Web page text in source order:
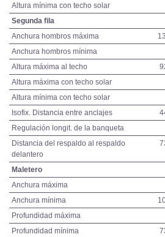
Altura mínima con techo solar
Segunda fila
Anchura hombros máxima
Anchura hombros mínima
Altura máxima al techo
Altura máxima con techo solar
Altura mínima con techo solar
Isofix. Distancia entre anclajes
Regulación longit. de la banqueta
Distancia del respaldo al respaldo
delantero
Maletero
Anchura máxima
Anchura mínima
Profundidad máxima
Profundidad mínima